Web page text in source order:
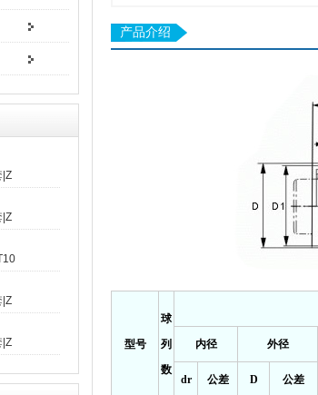
|Z
|Z
|Z
|Z
产品介绍
型号
球
列
数
内径 外径
dr 公差 D 公差